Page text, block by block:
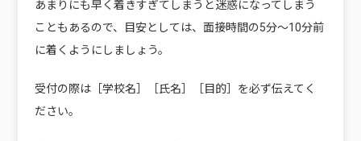
あまりにも早く着きすぎてしまうと迷惑になってしまう
こともあるので、目安としては、面接時間の5分〜10分前
に着くようにしましょう。
受付の際は［学校名］［氏名］［目的］を必ず伝えてく
ださい。